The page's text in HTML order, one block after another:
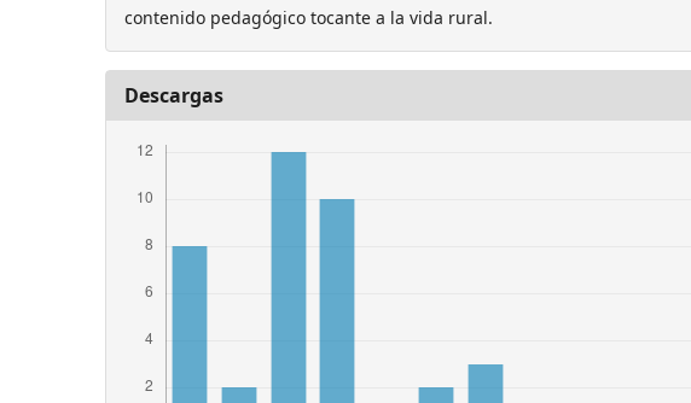
contenido pedagógico tocante a la vida rural.
Descargas